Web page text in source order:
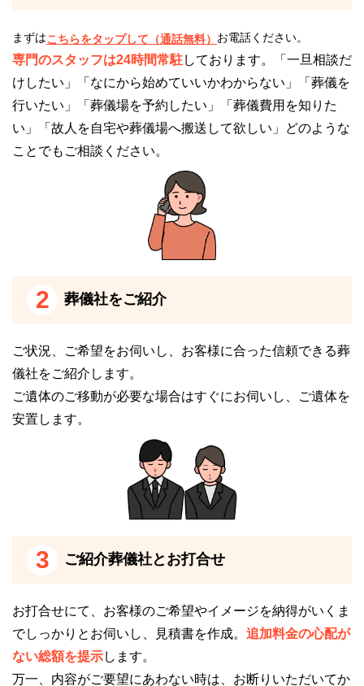
まずはこちらをタップして（通話無料） お電話ください。
専門のスタッフは24時間常駐しております。「一旦相談だ
けしたい」「なにから始めていいかわからない」「葬儀を
行いたい」「葬儀場を予約したい」「葬儀費用を知りた
い」「故人を自宅や葬儀場へ搬送して欲しい」どのような
ことでもご相談ください。
2 葬儀社をご紹介
ご状況、ご希望をお伺いし、お客様に合った信頼できる葬
儀社をご紹介します。
ご遺体のご移動が必要な場合はすぐにお伺いし、ご遺体を
安置します。
3 ご紹介葬儀社とお打合せ
お打合せにて、お客様のご希望やイメージを納得がいくま
でしっかりとお伺いし、見積書を作成。 追加料金の心配が
ない総額を提示します。
万一、内容がご要望にあわない時は、お断りいただいてか